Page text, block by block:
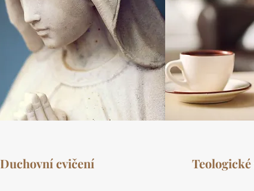
Duchovní cvičení